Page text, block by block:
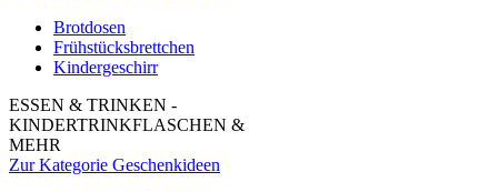
Brotdosen
Frühstücksbrettchen
Kindergeschirr
ESSEN & TRINKEN -
KINDERTRINKFLASCHEN &
MEHR
Zur Kategorie Geschenkideen